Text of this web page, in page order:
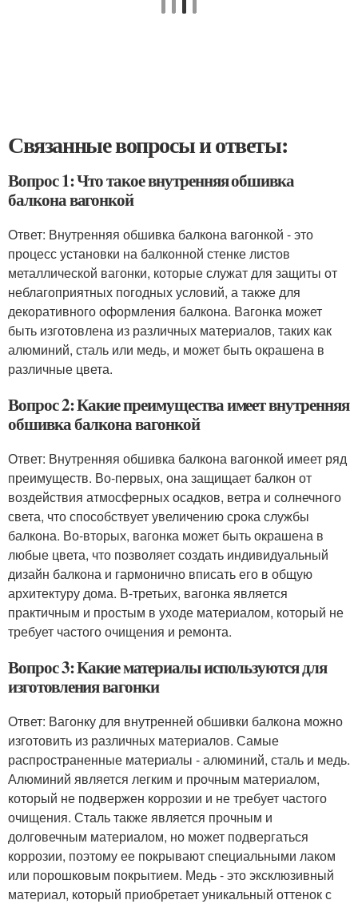
Связанные вопросы и ответы:
Вопрос 1: Что такое внутренняя обшивка
балкона вагонкой
Ответ: Внутренняя обшивка балкона вагонкой - это
процесс установки на балконной стенке листов
металлической вагонки, которые служат для защиты от
неблагоприятных погодных условий, а также для
декоративного оформления балкона. Вагонка может
быть изготовлена из различных материалов, таких как
алюминий, сталь или медь, и может быть окрашена в
различные цвета.
Вопрос 2: Какие преимущества имеет внутренняя
обшивка балкона вагонкой
Ответ: Внутренняя обшивка балкона вагонкой имеет ряд
преимуществ. Во-первых, она защищает балкон от
воздействия атмосферных осадков, ветра и солнечного
света, что способствует увеличению срока службы
балкона. Во-вторых, вагонка может быть окрашена в
любые цвета, что позволяет создать индивидуальный
дизайн балкона и гармонично вписать его в общую
архитектуру дома. В-третьих, вагонка является
практичным и простым в уходе материалом, который не
требует частого очищения и ремонта.
Вопрос 3: Какие материалы используются для
изготовления вагонки
Ответ: Вагонку для внутренней обшивки балкона можно
изготовить из различных материалов. Самые
распространенные материалы - алюминий, сталь и медь.
Алюминий является легким и прочным материалом,
который не подвержен коррозии и не требует частого
очищения. Сталь также является прочным и
долговечным материалом, но может подвергаться
коррозии, поэтому ее покрывают специальными лаком
или порошковым покрытием. Медь - это эксклюзивный
материал, который приобретает уникальный оттенок с